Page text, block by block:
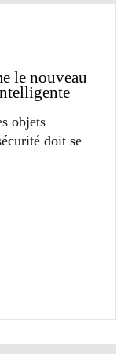
le nouveau
objets
doit se